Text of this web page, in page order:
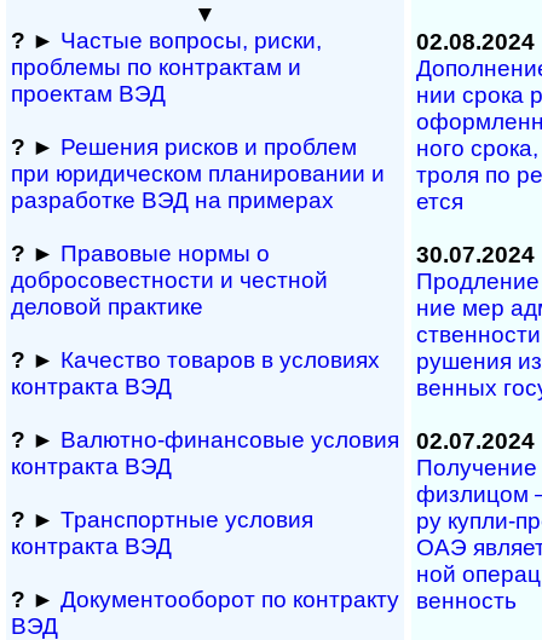
▼
? ► Частые вопросы, рис­ки,
проблемы по конт­рактам и
проектам ВЭД
? ► Решения рисков и про­блем
при юридичес­ком планирова­нии и
разра­ботке ВЭД на примерах
? ► Правовые нормы о
добросовестности и чест­ной
деловой практике
? ► Качество товаров в условиях
контракта ВЭД
? ► Валютно-финансовые условия
контракта ВЭД
? ► Транспортные условия
контракта ВЭД
? ► Документооборот по контракту
ВЭД
02.08.2024
нии сро­ка
но­го
т­ро­ля по
ется
30.07.2024
ние мер
ру­ше­ния
вен­ных
02.07.2024
физ­ли­цом
ру ку­п­ли-­
ОАЭ
ной
вен­ность